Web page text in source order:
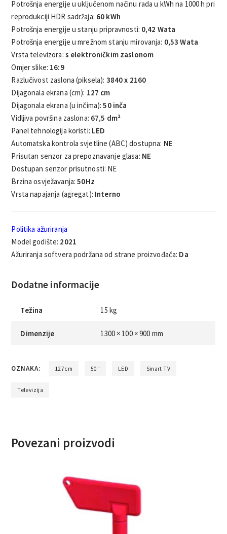
Potrošnja energije u uključenom načinu rada u kWh na 1000 h pri
reprodukciji HDR sadržaja: 60 kWh
Potrošnja energije u stanju pripravnosti: 0,42 Wata
Potrošnja energije u mrežnom stanju mirovanja: 0,53 Wata
Vrsta televizora: s elektroničkim zaslonom
Omjer slike: 16:9
Razlučivost zaslona (piksela): 3840 x 2160
Dijagonala ekrana (cm): 127 cm
Dijagonala ekrana (u inčima):50 inča
Vidljiva površina zaslona: 67,5 dm²
Panel tehnologija koristi: LED
Automatska kontrola svjetline (ABC) dostupna: NE
Prisutan senzor za prepoznavanje glasa: NE
Dostupan senzor prisutnosti: NE
Brzina osvježavanja:50Hz
Vrsta napajanja (agregat): Interno
Politika ažuriranja
Model godište: 2021
Ažuriranja softvera podržana od strane proizvođača: Da
Dodatne informacije
Težina 15 kg
Dimenzije 1300 × 100 × 900 mm
OZNAKA: 127cm 50" LED Smart TV
Televizija
Povezani proizvodi